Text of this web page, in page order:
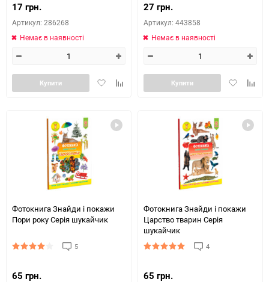
17 грн.
Артикул: 286268
Немає в наявності
ДодатиДодайте
порівняння
Купити
27 грн.
Артикул: 443858
Немає в наявності
Додати
Купити
Фотокнига Знайди і покажи
Пори року Серія шукайчик
5
65 грн.
Фотокнига Знайди і покажи
Царство тварин Серія
шукайчик
4
65 грн.